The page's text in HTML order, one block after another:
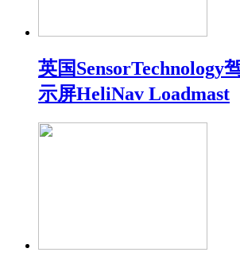
英国SensorTechnology
示屏HeliNav Loadmast